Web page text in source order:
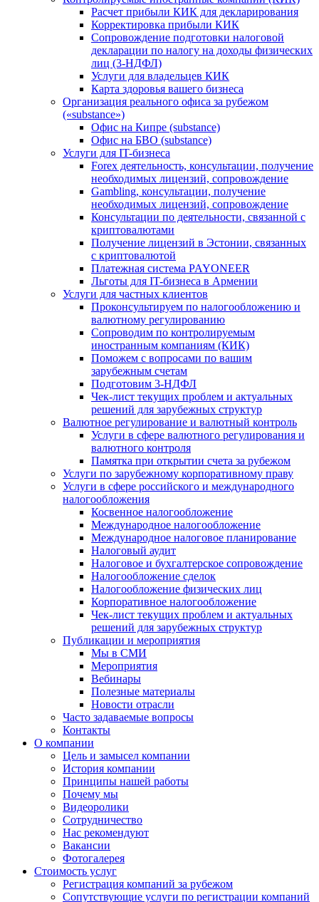
Расчет прибыли КИК для декларирования
Корректировка прибыли КИК
Сопровождение подготовки налоговой
декларации по налогу на доходы физических
лиц (3-НДФЛ)
Услуги для владельцев КИК
Карта здоровья вашего бизнеса
Организация реального офиса за рубежом
(«substance»)
Офис на Кипре (substance)
Офис на БВО (substance)
Услуги для IT-бизнеса
Forex деятельность, консультации, получение
необходимых лицензий, сопровождение
Gambling, консультации, получение
необходимых лицензий, сопровождение
Консультации по деятельности, связанной с
криптовалютами
Получение лицензий в Эстонии, связанных
с криптовалютой
Платежная система PAYONEER
Льготы для IT-бизнеса в Армении
Услуги для частных клиентов
Проконсультируем по налогообложению и
валютному регулированию
Сопроводим по контролируемым
иностранным компаниям (КИК)
Поможем с вопросами по вашим
зарубежным счетам
Подготовим 3-НДФЛ
Чек-лист текущих проблем и актуальных
решений для зарубежных структур
Валютное регулирование и валютный контроль
Услуги в сфере валютного регулирования и
валютного контроля
Памятка при открытии счета за рубежом
Услуги по зарубежному корпоративному праву
Услуги в сфере российского и международного
налогообложения
Косвенное налогообложение
Международное налогообложение
Международное налоговое планирование
Налоговый аудит
Налоговое и бухгалтерское сопровождение
Налогообложение сделок
Налогообложение физических лиц
Корпоративное налогообложение
Чек-лист текущих проблем и актуальных
решений для зарубежных структур
Публикации и мероприятия
Мы в СМИ
Мероприятия
Вебинары
Полезные материалы
Новости отрасли
Часто задаваемые вопросы
Контакты
О компании
Цель и замысел компании
История компании
Принципы нашей работы
Почему мы
Видеоролики
Сотрудничество
Нас рекомендуют
Вакансии
Фотогалерея
Стоимость услуг
Регистрация компаний за рубежом
Сопутствующие услуги по регистрации компаний